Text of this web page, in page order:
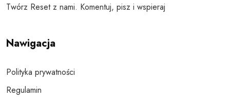
Twórz Reset z nami. Komentuj, pisz i wspieraj
Nawigacja
Polityka prywatności
Regulamin